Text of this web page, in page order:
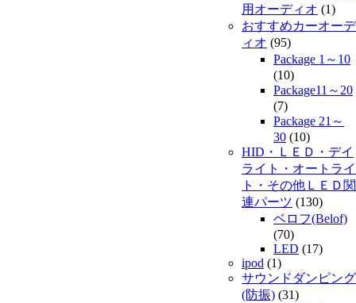
用オーディオ (1)
おすすめカーオーデ
ィオ (95)
Package 1～10
(10)
Package11～20
(7)
Package 21～
30 (10)
HID・ＬＥＤ・デイ
ライト・オートライ
ト・その他ＬＥＤ関
連パーツ (130)
ベロフ(Belof)
(70)
LED (17)
ipod (1)
サウンドダンピング
(防振) (31)